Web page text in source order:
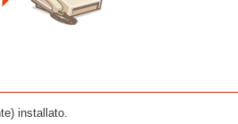
installato.